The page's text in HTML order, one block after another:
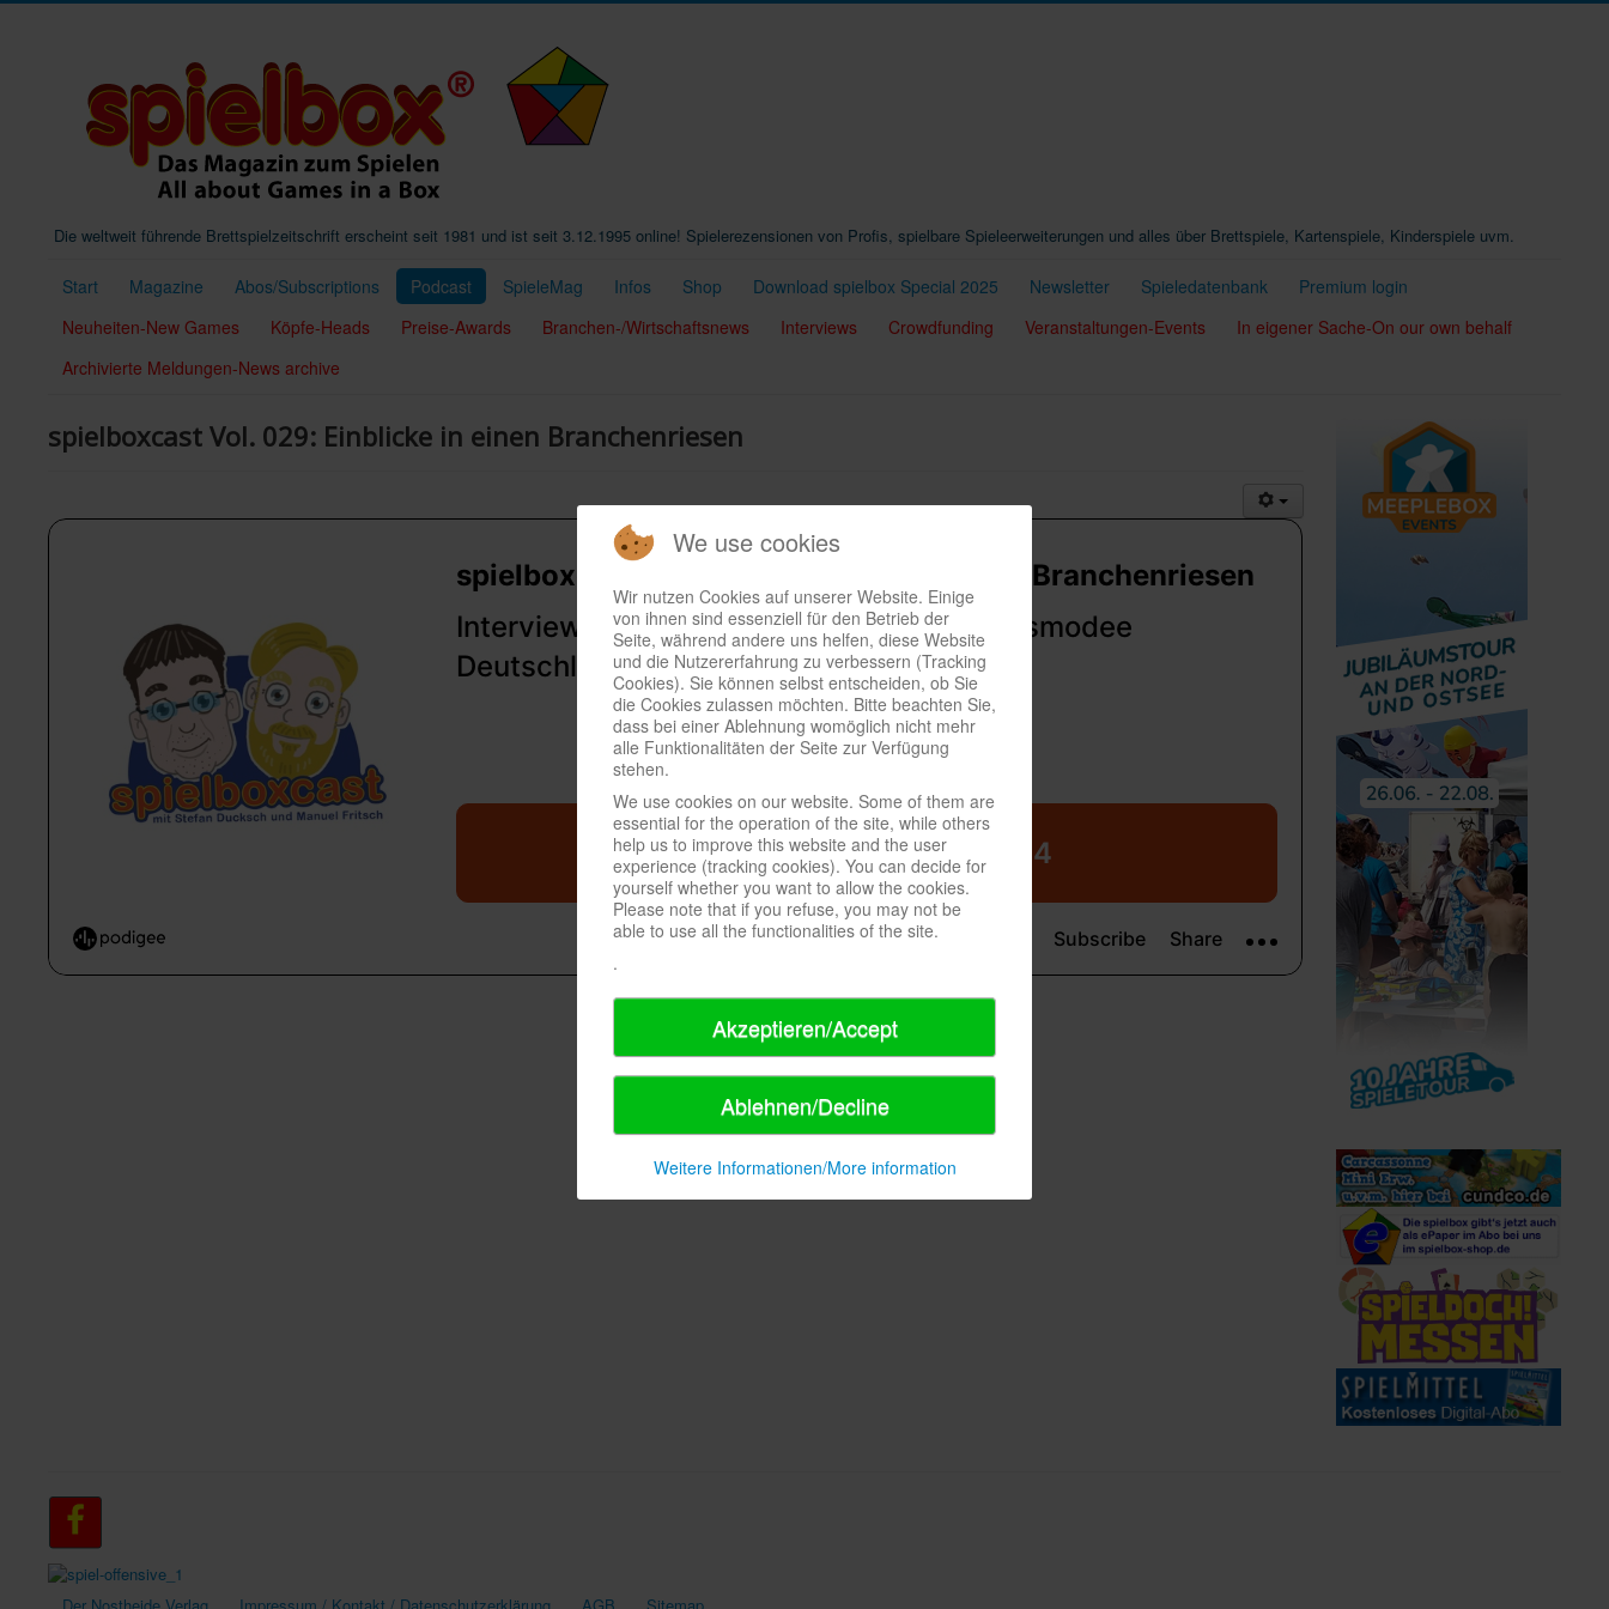
Die weltweit führende Brettspielzeitschrift erscheint seit 1981 und ist seit 3.12.1995 online! Spielerezensionen von Profis, spielbare Spieleerweiterungen und alles über Brettspiele, Kartenspiele, Kinderspiele uvm.
Start Magazine Abos/Subscriptions Podcast SpieleMag Infos Shop Download spielbox Special 2025 Newsletter Spieledatenbank
Premium login
Neuheiten-New Games
Köpfe-Heads Preise-Awards Branchen-/Wirtschaftsnews Interviews Crowdfunding Veranstaltungen-Events
In eigener Sache-On our own behalf
Archivierte Meldungen-News archive
spielboxcast Vol. 029: Einblicke in einen Branchenriesen
Der Nostheide Verlag Impressum / Kontakt / Datenschutzerklärung AGB Sitemap
We use cookies
Wir nutzen Cookies auf unserer Website. Einige
von ihnen sind essenziell für den Betrieb der
Seite, während andere uns helfen, diese Website
und die Nutzererfahrung zu verbessern (Tracking
Cookies). Sie können selbst entscheiden, ob Sie
die Cookies zulassen möchten. Bitte beachten Sie,
dass bei einer Ablehnung womöglich nicht mehr
alle Funktionalitäten der Seite zur Verfügung
stehen.
We use cookies on our website. Some of them are
essential for the operation of the site, while others
help us to improve this website and the user
experience (tracking cookies). You can decide for
yourself whether you want to allow the cookies.
Please note that if you refuse, you may not be
able to use all the functionalities of the site.
.
Akzeptieren/Accept
Ablehnen/Decline
Weitere Informationen/More information